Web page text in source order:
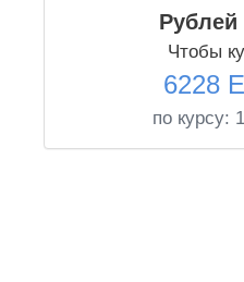
Чтобы
6228
по курсу: